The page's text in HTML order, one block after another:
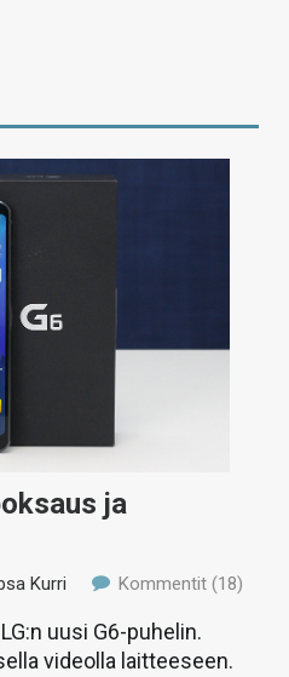
ja
Kurri Kommentit (18)
uusi G6-puhelin.
videolla laitteeseen.